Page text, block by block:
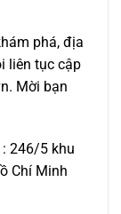
phá, địa
liên tục cập
Mời bạn
246/5 khu
Chí Minh